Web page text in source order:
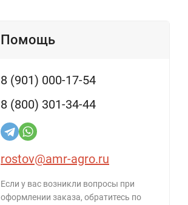
Помощь
8 (901) 000-17-54
8 (800) 301-34-44
rostov@amr-agro.ru
Если у вас возникли вопросы при
оформлении заказа, обратитесь по